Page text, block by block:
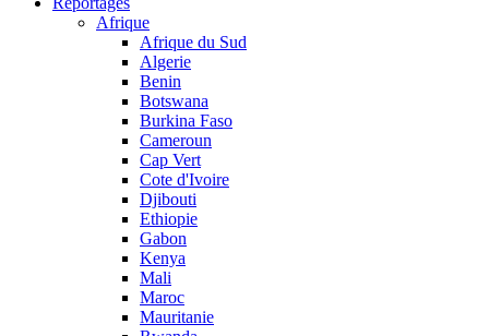
Afrique
Afrique du Sud
Algerie
Benin
Botswana
Burkina Faso
Cameroun
Cap Vert
Cote d'Ivoire
Djibouti
Ethiopie
Gabon
Kenya
Mali
Maroc
Mauritanie